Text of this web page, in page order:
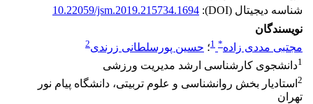
شناسه دیجیتال (DOI):
10.22059/jsm.2019.215734.1694
نویسندگان
مجتبی مددی زاده*
1؛ حسین پورسلطانی زرندی2
1دانشجوی کارشناسی ارشد مدیریت ورزشی
2 استادیار بخش روانشناسی و علوم تربیتی، دانشگاه پیام نور
تهران